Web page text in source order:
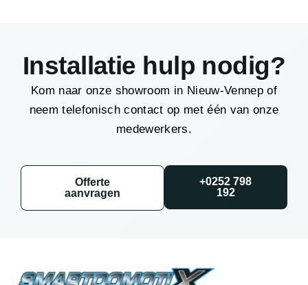
Installatie hulp nodig?
Kom naar onze showroom in Nieuw-Vennep of
neem telefonisch contact op met één van onze
medewerkers.
Offerte
aanvragen
+0252 798
192